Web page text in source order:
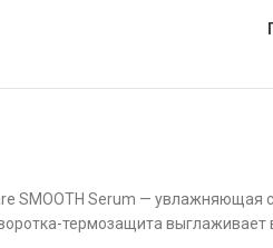
SMOOTH Serum —
термозащита выглаживает